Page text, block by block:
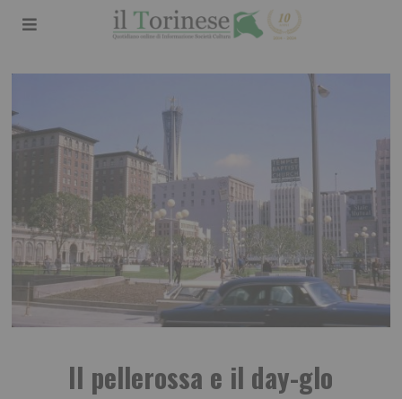
Il pellerossa e il day-glo